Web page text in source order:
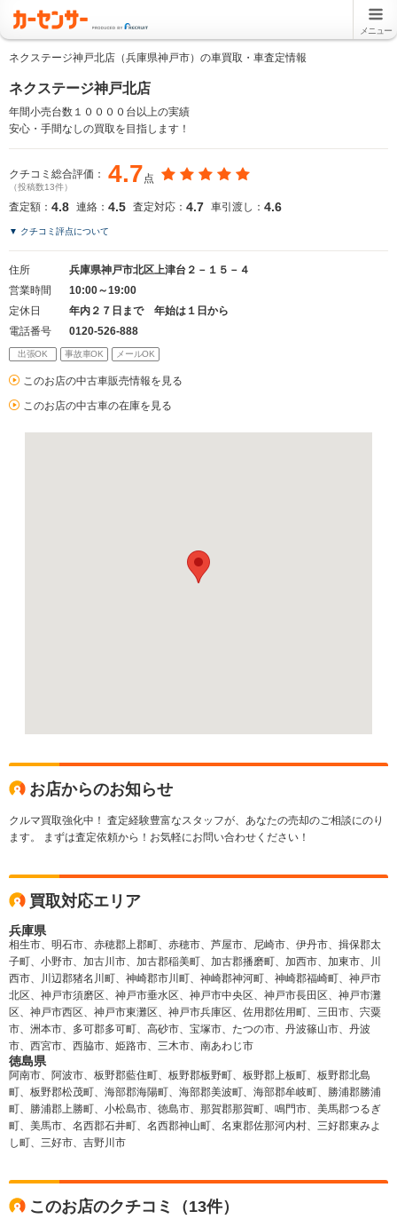
メニュー
ネクステージ神戸北店（兵庫県神戸市）の車買取・車査定情報
ネクステージ神戸北店
年間小売台数１００００台以上の実績
安心・手間なしの買取を目指します！
クチコミ総合評価： 4.7点
（投稿数13件）
査定額： 4.8 連絡： 4.5 査定対応： 4.7 車引渡し： 4.6
▼ クチコミ評点について
住所
兵庫県神戸市北区上津台２－１５－４
営業時間
10:00～19:00
定休日
年内２７日まで 年始は１日から
電話番号
0120-526-888
出張OK 事故車OK メールOK
このお店の中古車販売情報を見る
このお店の中古車の在庫を見る
お店からのお知らせ
クルマ買取強化中！ 査定経験豊富なスタッフが、あなたの売却のご相談にのり
ます。 まずは査定依頼から！お気軽にお問い合わせください！
買取対応エリア
兵庫県
相生市、明石市、赤穂郡上郡町、赤穂市、芦屋市、尼崎市、伊丹市、揖保郡太
子町、小野市、加古川市、加古郡稲美町、加古郡播磨町、加西市、加東市、川
西市、川辺郡猪名川町、神崎郡市川町、神崎郡神河町、神崎郡福崎町、神戸市
北区、神戸市須磨区、神戸市垂水区、神戸市中央区、神戸市長田区、神戸市灘
区、神戸市西区、神戸市東灘区、神戸市兵庫区、佐用郡佐用町、三田市、宍粟
市、洲本市、多可郡多可町、高砂市、宝塚市、たつの市、丹波篠山市、丹波
市、西宮市、西脇市、姫路市、三木市、南あわじ市
徳島県
阿南市、阿波市、板野郡藍住町、板野郡板野町、板野郡上板町、板野郡北島
町、板野郡松茂町、海部郡海陽町、海部郡美波町、海部郡牟岐町、勝浦郡勝浦
町、勝浦郡上勝町、小松島市、徳島市、那賀郡那賀町、鳴門市、美馬郡つるぎ
町、美馬市、名西郡石井町、名西郡神山町、名東郡佐那河内村、三好郡東みよ
し町、三好市、吉野川市
このお店のクチコミ（13件）